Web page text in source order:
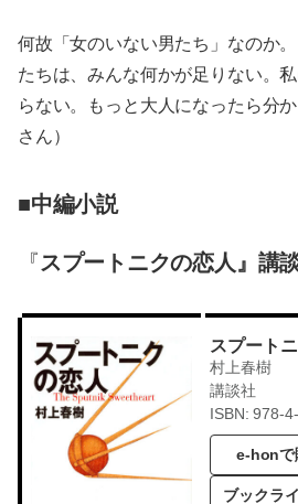
何故「女のいない男たち」なのか
たちは、みんな何かが足りない。
らない。もっと大人になったら分
さん）
■中編小説
『スプートニクの恋人』講
スプート
村上春樹
講談社
ISBN: 978-
e-honで
ブックラ